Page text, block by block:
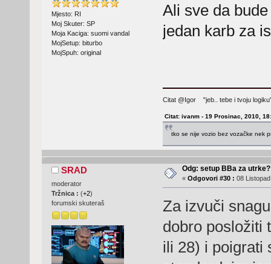
Mjesto: RI
Moj Skuter: SP
Moja Kaciga: suomi vandal
MojSetup: biturbo
MojSpuh: original
Ali sve da
jedan karb za
Citat @Igor "jeb.. tebe i tvoju
Citat: ivanm - 19 Prosinac, 2010,
tko se nije vozio bez vozačke nek
SRAD
moderator
Tržnica : (+2)
forumski skuteraš
Odg: setup BBa za utrke?
« Odgovori #30 : 08
Za izvuči
dobro posložiti
ili 28) i poigrati